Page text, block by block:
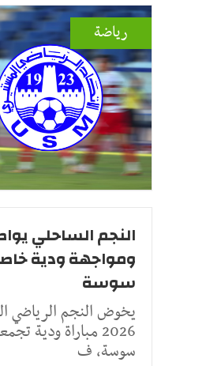
رياضة
النجم الساحلي
ومواجهة ودية
سوسة
2026 مباراة ودية
سوسة، ف